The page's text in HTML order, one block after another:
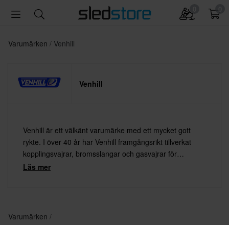
Varumärken Venhill
Venhill
Venhill är ett välkänt varumärke med ett mycket gott
rykte. I över 40 år har Venhill framgångsrikt tillverkat
kopplingsvajrar, bromsslangar och gasvajrar för
motorcyklar, motocross och fyrhjulingar. Alla Venhills
Läs mer
Varumärken